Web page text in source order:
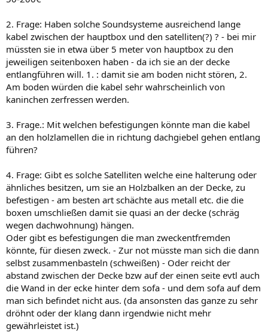
2. Frage: Haben solche Soundsysteme ausreichend lange
kabel zwischen der hauptbox und den satelliten(?) ? - bei mir
müssten sie in etwa über 5 meter von hauptbox zu den
jeweiligen seitenboxen haben - da ich sie an der decke
entlangführen will. 1. : damit sie am boden nicht stören, 2.
Am boden würden die kabel sehr wahrscheinlich von
kaninchen zerfressen werden.
3. Frage.: Mit welchen befestigungen könnte man die kabel
an den holzlamellen die in richtung dachgiebel gehen entlang
führen?
4. Frage: Gibt es solche Satelliten welche eine halterung oder
ähnliches besitzen, um sie an Holzbalken an der Decke, zu
befestigen - am besten art schächte aus metall etc. die die
boxen umschließen damit sie quasi an der decke (schräg
wegen dachwohnung) hängen.
Oder gibt es befestigungen die man zweckentfremden
könnte, für diesen zweck. - Zur not müsste man sich die dann
selbst zusammenbasteln (schweißen) - Oder reicht der
abstand zwischen der Decke bzw auf der einen seite evtl auch
die Wand in der ecke hinter dem sofa - und dem sofa auf dem
man sich befindet nicht aus. (da ansonsten das ganze zu sehr
dröhnt oder der klang dann irgendwie nicht mehr
gewährleistet ist.)